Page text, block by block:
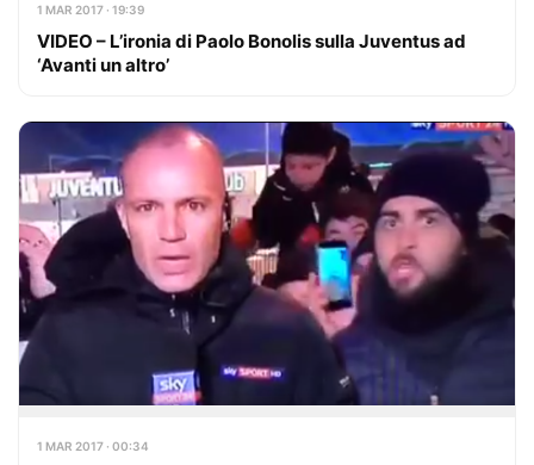
1 MAR 2017 · 19:39
VIDEO – L’ironia di Paolo Bonolis sulla Juventus ad
‘Avanti un altro’
1 MAR 2017 · 00:34